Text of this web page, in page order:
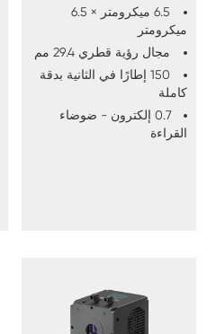
6.5 ميكرومتر × 6.5
ميكرومتر
مجال رؤية قطري 29.4 مم
150 إطارًا في الثانية بدقة
كاملة
0.7 إلكترون - ضوضاء
القراءة